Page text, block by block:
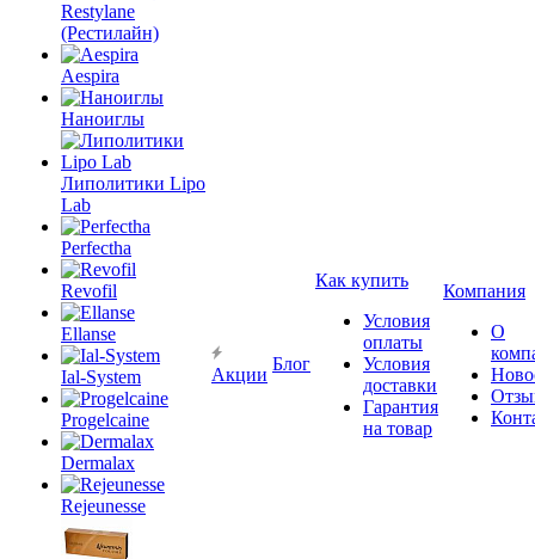
Restylane
(Рестилайн)
Aespira
Наноиглы
Липолитики Lipo
Lab
Perfectha
Revofil
Ellanse
Ial-System
Progelcaine
Dermalax
Rejeunesse
Акции
Блог
Как купить
Условия
оплаты
Условия
доставки
Гарантия
на товар
Компания
О